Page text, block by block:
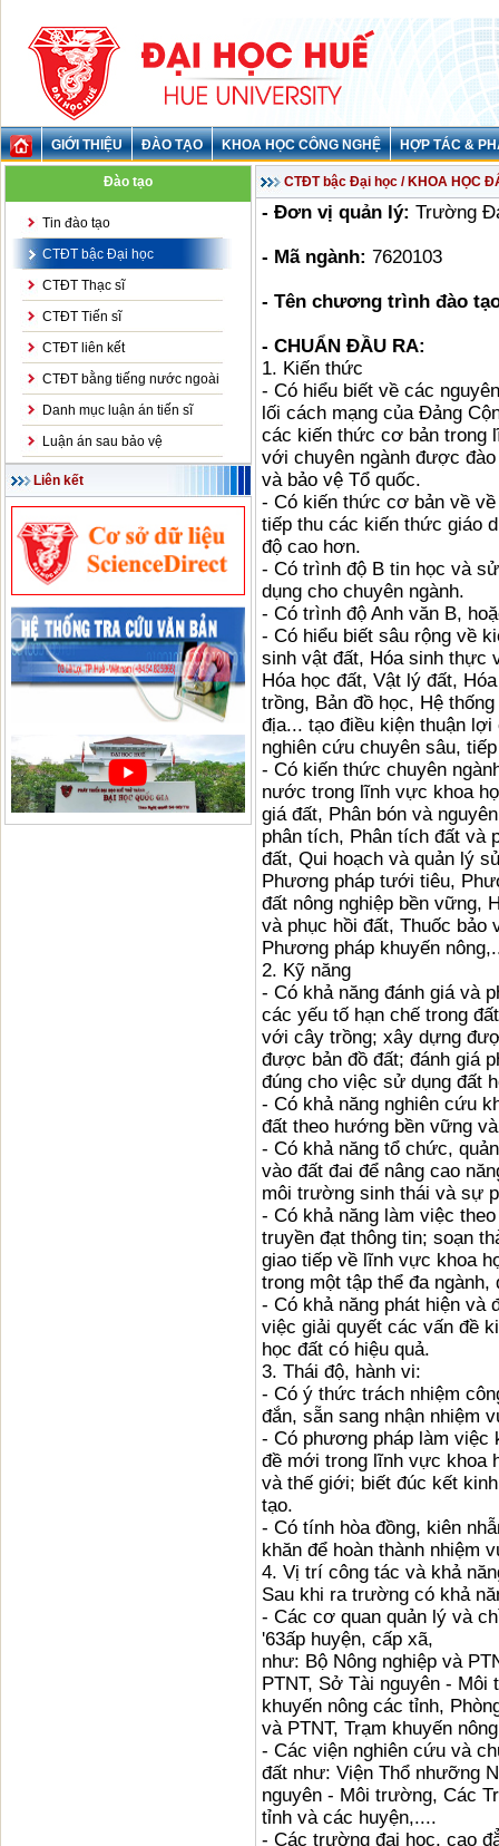
GIỚI THIỆU ĐÀO TẠO KHOA HỌC CÔNG NGHỆ HỢP TÁC &
Đào tạo
Tin đào tạo
CTĐT bậc Đại học
CTĐT Thạc sĩ
CTĐT Tiến sĩ
CTĐT liên kết
CTĐT bằng tiếng nước ngoài
Danh mục luận án tiến sĩ
Luận án sau bảo vệ
Liên kết
CTĐT bậc Đại học / KHOA HỌC
- Đơn vị quản lý: Trường
- Mã ngành: 7620103
- Tên chương trình đào
- CHUẨN ĐẦU RA:
1. Kiến thức
- Có hiểu biết về các
lối cách mạng của Đảng
các kiến thức cơ bản trong
với chuyên ngành được
và bảo vệ Tổ quốc.
- Có kiến thức cơ bản về
tiếp thu các kiến thức giáo
độ cao hơn.
- Có trình độ B tin học và
dụng cho chuyên ngành.
- Có trình độ Anh văn B,
- Có hiểu biết sâu rộng về
sinh vật đất, Hóa sinh thực
Hóa học đất, Vật lý đất,
trồng, Bản đồ học, Hệ
địa... tạo điều kiện thuận
nghiên cứu chuyên sâu,
- Có kiến thức chuyên
nước trong lĩnh vực khoa
giá đất, Phân bón và
phân tích, Phân tích đất và
đất, Qui hoạch và quản lý
Phương pháp tưới tiêu,
đất nông nghiệp bền vững,
và phục hồi đất, Thuốc
Phương pháp khuyến
2. Kỹ năng
- Có khả năng đánh giá và
các yếu tố hạn chế trong
với cây trồng; xây dựng
được bản đồ đất; đánh giá
đúng cho việc sử dụng đất
- Có khả năng nghiên cứu
đất theo hướng bền vững
- Có khả năng tổ chức,
vào đất đai để nâng cao
môi trường sinh thái và sự
- Có khả năng làm việc
truyền đạt thông tin; soạn
giao tiếp về lĩnh vực khoa
trong một tập thể đa
- Có khả năng phát hiện và
việc giải quyết các vấn đề
học đất có hiệu quả.
3. Thái độ, hành vi:
- Có ý thức trách nhiệm
đắn, sẵn sang nhận nhiệm
- Có phương pháp làm việc
đề mới trong lĩnh vực khoa
và thế giới; biết đúc kết
tạo.
- Có tính hòa đồng, kiên
khăn để hoàn thành nhiệm
4. Vị trí công tác và khả
Sau khi ra trường có khả
- Các cơ quan quản lý và
'63ấp huyện, cấp xã,
như: Bộ Nông nghiệp và
PTNT, Sở Tài nguyên - Môi
khuyến nông các tỉnh,
và PTNT, Trạm khuyến
- Các viện nghiên cứu và
đất như: Viện Thổ nhưỡng
nguyên - Môi trường, Các
tỉnh và các huyện,....
- Các trường đại học, cao